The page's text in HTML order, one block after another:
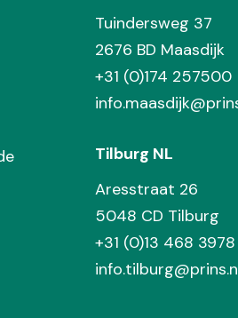
Tuindersweg 37
2676 BD Maasdijk
+31 (0)174 257500
Tilburg NL
Aresstraat 26
5048 CD Tilburg
+31 (0)13 468 3978